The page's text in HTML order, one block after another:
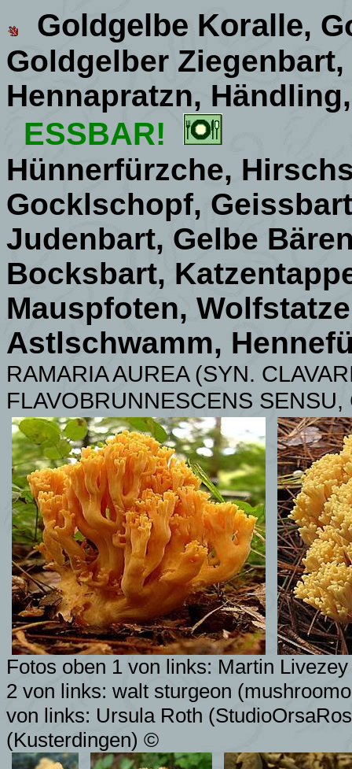
Goldgelbe Koralle,
Goldgelber
Hennapratzn,
ESSBAR!
Hünnerfürzche,
Gocklschopf,
Judenbart, Gelbe
Bocksbart,
Mauspfoten,
Astlschwamm,
RAMARIA AUREA (SYN.
FLAVOBRUNNESCENS
Fotos oben 1 von links: Martin
2 von links: walt sturgeon
von links: Ursula Roth
(Kusterdingen) ©